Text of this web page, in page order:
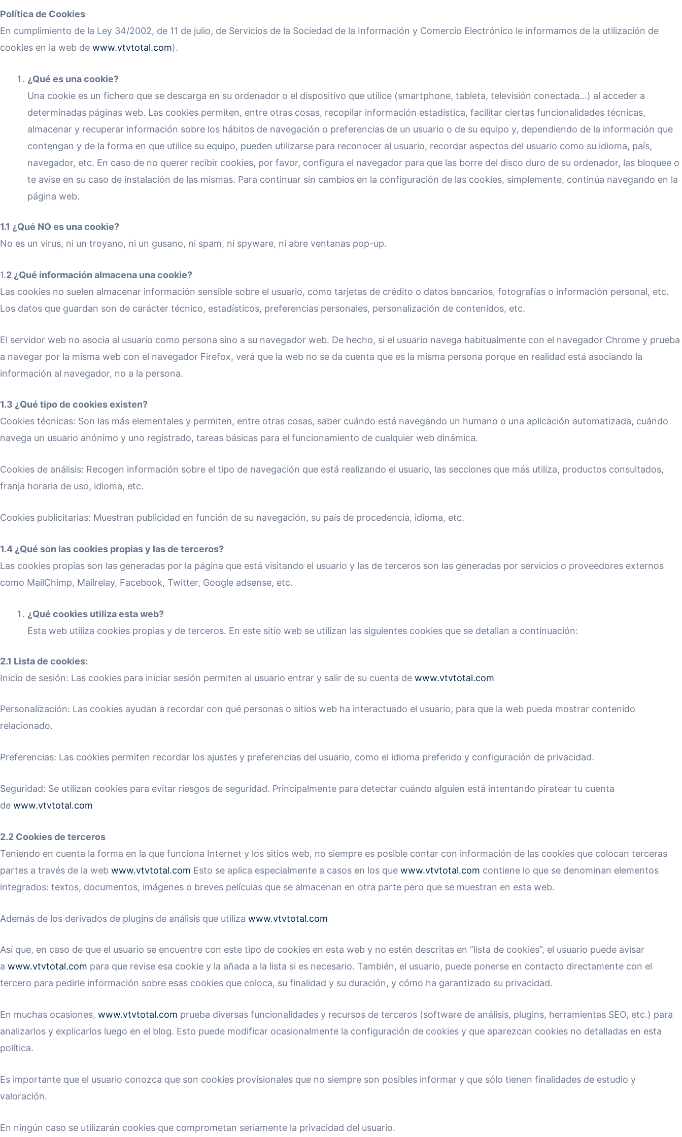
Política de Cookies
En cumplimiento de la Ley 34/2002, de 11 de julio, de Servicios de la Sociedad de la Información y Comercio Electrónico le informamos de la utilización de
cookies en la web de www.vtvtotal.com).
¿Qué es una cookie?
Una cookie es un fichero que se descarga en su ordenador o el dispositivo que utilice (smartphone, tableta, televisión conectada…) al acceder a
determinadas páginas web. Las cookies permiten, entre otras cosas, recopilar información estadística, facilitar ciertas funcionalidades técnicas,
almacenar y recuperar información sobre los hábitos de navegación o preferencias de un usuario o de su equipo y, dependiendo de la información que
contengan y de la forma en que utilice su equipo, pueden utilizarse para reconocer al usuario, recordar aspectos del usuario como su idioma, país,
navegador, etc. En caso de no querer recibir cookies, por favor, configura el navegador para que las borre del disco duro de su ordenador, las bloquee o
te avise en su caso de instalación de las mismas. Para continuar sin cambios en la configuración de las cookies, simplemente, continúa navegando en la
página web.
1.1 ¿Qué NO es una cookie?
No es un virus, ni un troyano, ni un gusano, ni spam, ni spyware, ni abre ventanas pop-up.
1.2 ¿Qué información almacena una cookie?
Las cookies no suelen almacenar información sensible sobre el usuario, como tarjetas de crédito o datos bancarios, fotografías o información personal, etc.
Los datos que guardan son de carácter técnico, estadísticos, preferencias personales, personalización de contenidos, etc.
El servidor web no asocia al usuario como persona sino a su navegador web. De hecho, si el usuario navega habitualmente con el navegador Chrome y prueba
a navegar por la misma web con el navegador Firefox, verá que la web no se da cuenta que es la misma persona porque en realidad está asociando la
información al navegador, no a la persona.
1.3 ¿Qué tipo de cookies existen?
Cookies técnicas: Son las más elementales y permiten, entre otras cosas, saber cuándo está navegando un humano o una aplicación automatizada, cuándo
navega un usuario anónimo y uno registrado, tareas básicas para el funcionamiento de cualquier web dinámica.
Cookies de análisis: Recogen información sobre el tipo de navegación que está realizando el usuario, las secciones que más utiliza, productos consultados,
franja horaria de uso, idioma, etc.
Cookies publicitarias: Muestran publicidad en función de su navegación, su país de procedencia, idioma, etc.
1.4 ¿Qué son las cookies propias y las de terceros?
Las cookies propias son las generadas por la página que está visitando el usuario y las de terceros son las generadas por servicios o proveedores externos
como MailChimp, Mailrelay, Facebook, Twitter, Google adsense, etc.
¿Qué cookies utiliza esta web?
Esta web utiliza cookies propias y de terceros. En este sitio web se utilizan las siguientes cookies que se detallan a continuación:
2.1 Lista de cookies:
Inicio de sesión: Las cookies para iniciar sesión permiten al usuario entrar y salir de su cuenta de www.vtvtotal.com
Personalización: Las cookies ayudan a recordar con qué personas o sitios web ha interactuado el usuario, para que la web pueda mostrar contenido
relacionado.
Preferencias: Las cookies permiten recordar los ajustes y preferencias del usuario, como el idioma preferido y configuración de privacidad.
Seguridad: Se utilizan cookies para evitar riesgos de seguridad. Principalmente para detectar cuándo alguien está intentando piratear tu cuenta
de www.vtvtotal.com
2.2 Cookies de terceros
Teniendo en cuenta la forma en la que funciona Internet y los sitios web, no siempre es posible contar con información de las cookies que colocan terceras
partes a través de la web www.vtvtotal.com Esto se aplica especialmente a casos en los que www.vtvtotal.com contiene lo que se denominan elementos
integrados: textos, documentos, imágenes o breves películas que se almacenan en otra parte pero que se muestran en esta web.
Además de los derivados de plugins de análisis que utiliza www.vtvtotal.com
Así que, en caso de que el usuario se encuentre con este tipo de cookies en esta web y no estén descritas en “lista de cookies”, el usuario puede avisar
a www.vtvtotal.com para que revise esa cookie y la añada a la lista si es necesario. También, el usuario, puede ponerse en contacto directamente con el
tercero para pedirle información sobre esas cookies que coloca, su finalidad y su duración, y cómo ha garantizado su privacidad.
En muchas ocasiones, www.vtvtotal.com prueba diversas funcionalidades y recursos de terceros (software de análisis, plugins, herramientas SEO, etc.) para
analizarlos y explicarlos luego en el blog. Esto puede modificar ocasionalmente la configuración de cookies y que aparezcan cookies no detalladas en esta
política.
Es importante que el usuario conozca que son cookies provisionales que no siempre son posibles informar y que sólo tienen finalidades de estudio y
valoración.
En ningún caso se utilizarán cookies que comprometan seriamente la privacidad del usuario.